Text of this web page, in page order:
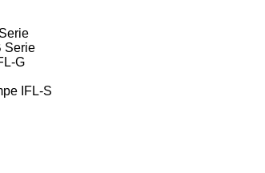
Serie
G
IFL-S